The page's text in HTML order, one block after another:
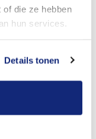
die ze hebben
hun services.
Details tonen